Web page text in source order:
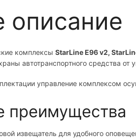
комплексы StarLine Е96 v2,
автотранспортного средства от
управление комплексом
преимущества
извещатель для удобного